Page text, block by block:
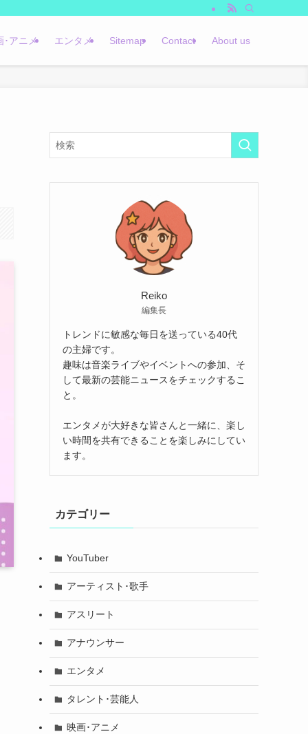
･アニメ エンタメ Sitemap Contact About us
Reiko
編集長
トレンドに敏感な毎日を送っている40代
の主婦です。
趣味は音楽ライブやイベントへの参加、そ
して最新の芸能ニュースをチェックするこ
と。
エンタメが大好きな皆さんと一緒に、楽し
い時間を共有できることを楽しみにしてい
ます。
カテゴリー
YouTuber
アーティスト･歌手
アスリート
アナウンサー
エンタメ
タレント･芸能人
映画･アニメ